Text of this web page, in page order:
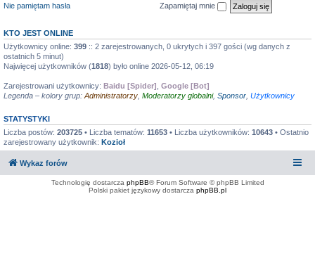
Nie pamiętam hasła
Zapamiętaj mnie
KTO JEST ONLINE
Użytkownicy online: 399 :: 2 zarejestrowanych, 0 ukrytych i 397 gości (wg danych z
ostatnich 5 minut)
Najwięcej użytkowników (1818) było online 2026-05-12, 06:19
Zarejestrowani użytkownicy: Baidu [Spider] Google [Bot]
Legenda – kolory grup: Administratorzy Moderatorzy globalni, Sponsor Użytkownicy
STATYSTYKI
Liczba postów: 203725 • Liczba tematów: 11653 • Liczba użytkowników: 10643 • Ostatnio
zarejestrowany użytkownik: Kozioł
Wykaz forów
Technologię dostarcza phpBB® Forum Software © phpBB Limited
Polski pakiet językowy dostarcza phpBB.pl